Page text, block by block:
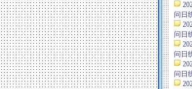
问日
问日
问日
问日